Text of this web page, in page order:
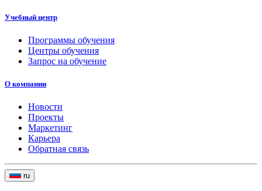
Учебный центр
Программы обучения
Центры обучения
Запрос на обучение
О компании
Новости
Проекты
Маркетинг
Карьера
Обратная связь
ru